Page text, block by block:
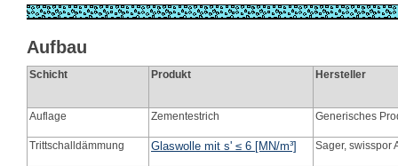
Aufbau
Schicht Produkt Hersteller
Auflage Zementestrich Generisches
Trittschalldämmung Glaswolle mit s' ≤ 6 [MN/m³] Sager, swisspor